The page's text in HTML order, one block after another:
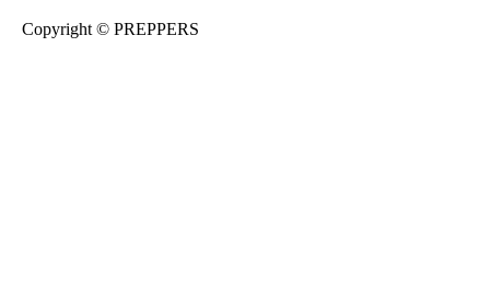
Copyright © PREPPERS